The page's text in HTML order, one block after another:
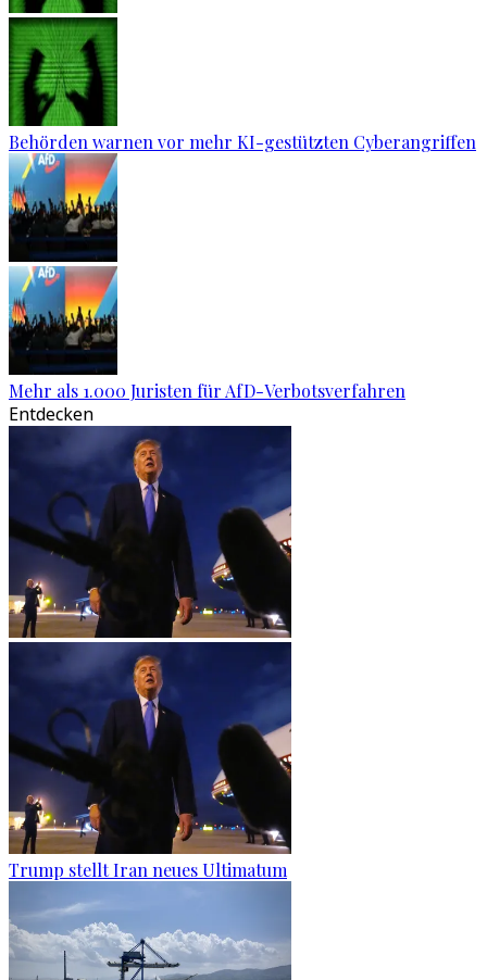
Behörden warnen vor mehr KI-gestützten Cyberangriffen
Mehr als 1.000 Juristen für AfD-Verbotsverfahren
Entdecken
Trump stellt Iran neues Ultimatum